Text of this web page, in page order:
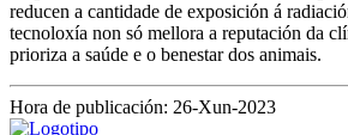
reducen a cantidade de exposición á
tecnoloxía non só mellora a reputación da
prioriza a saúde e o benestar dos animais.
Hora de publicación: 26-Xun-2023